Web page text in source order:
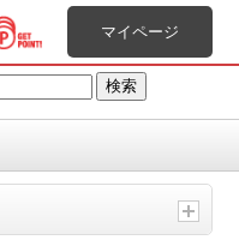
マイページ